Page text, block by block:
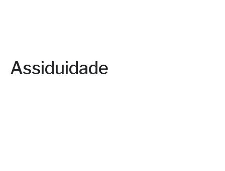
Assiduidade